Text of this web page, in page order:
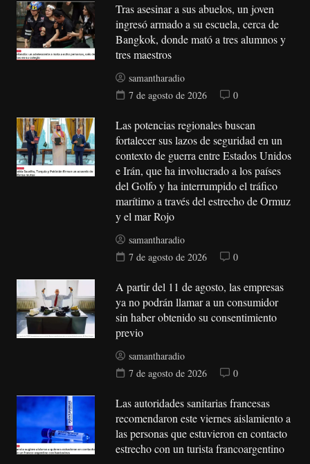
Tras asesinar a sus abuelos, un joven
ingresó armado a su escuela, cerca de
Bangkok, donde mató a tres alumnos y
tres maestros
samantharadio
7 de agosto de 2026
0
Las potencias regionales buscan
fortalecer sus lazos de seguridad en un
contexto de guerra entre Estados Unidos
e Irán, que ha involucrado a los países
del Golfo y ha interrumpido el tráfico
marítimo a través del estrecho de Ormuz
y el mar Rojo
samantharadio
7 de agosto de 2026
0
A partir del 11 de agosto, las empresas
ya no podrán llamar a un consumidor
sin haber obtenido su consentimiento
previo
samantharadio
7 de agosto de 2026
0
Las autoridades sanitarias francesas
recomendaron este viernes aislamiento a
las personas que estuvieron en contacto
estrecho con un turista francoargentino